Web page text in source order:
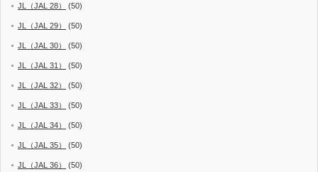
JL（JAL 28） (50)
JL（JAL 29） (50)
JL（JAL 30） (50)
JL（JAL 31） (50)
JL（JAL 32） (50)
JL（JAL 33） (50)
JL（JAL 34） (50)
JL（JAL 35） (50)
JL（JAL 36） (50)